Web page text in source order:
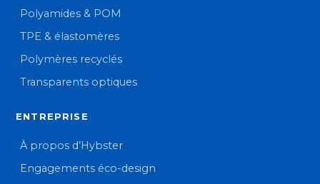
Polyamides & POM
TPE & élastomères
Polymères recyclés
Transparents optiques
ENTREPRISE
À propos d’Hybster
Engagements éco-design